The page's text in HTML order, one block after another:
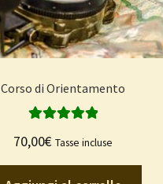
Corso di Orientamento
su 5
70,00€ Tasse incluse